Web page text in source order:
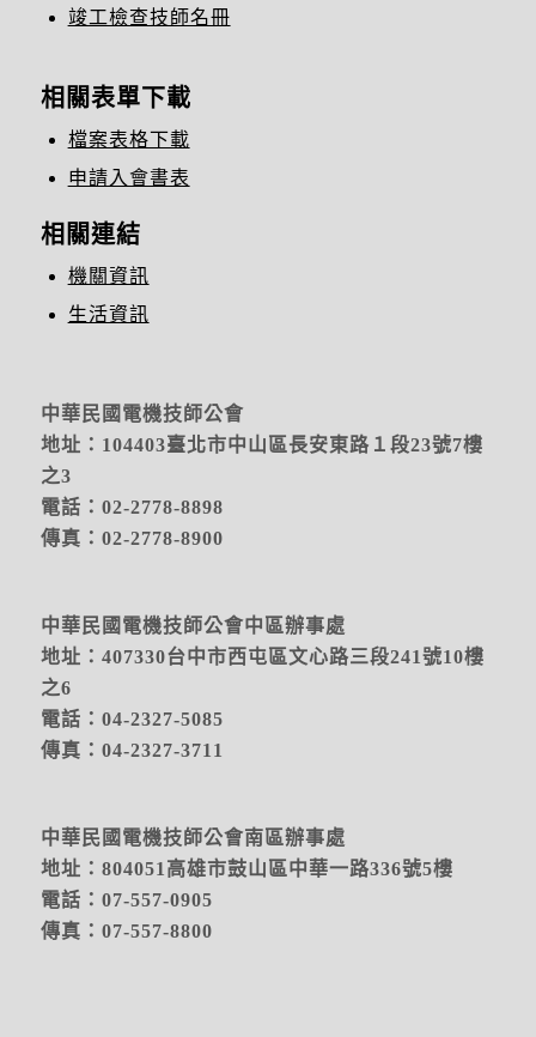
竣工檢查技師名冊
相關表單下載
檔案表格下載
申請入會書表
相關連結
機關資訊
生活資訊
中華民國電機技師公會
地址：104403臺北市中山區長安東路１段23號7樓
之3
電話：02-2778-8898
傳真：02-2778-8900
中華民國電機技師公會中區辦事處
地址： 407330台中市西屯區文心路三段241號10樓
之6
電話：04-2327-5085
傳真：04-2327-3711
中華民國電機技師公會南區辦事處
地址：804051高雄市鼓山區中華一路336號5樓
電話：07-557-0905
傳真：07-557-8800